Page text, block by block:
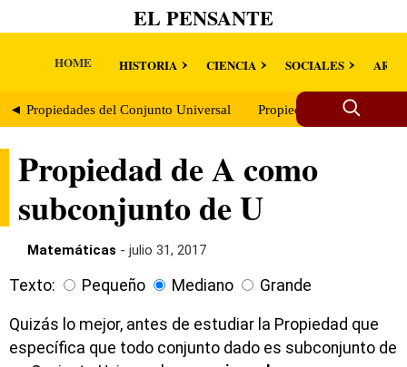
EL PENSANTE
HOME HISTORIA CIENCIA SOCIALES
◄ Propiedades del Conjunto Universal Propiedad de U como
Propiedad de A como
subconjunto de U
Matemáticas - julio 31, 2017
Texto: Pequeño Mediano Grande
Quizás lo mejor, antes de estudiar la Propiedad que
específica que todo conjunto dado es subconjunto de